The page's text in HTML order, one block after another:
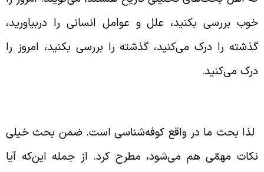
بررسی بکنید، علل و عوامل انسانی را دربیاورید،
را درک می‌کنید، گذشته را بررسی بکنید، امروز را
می‌کنید.
بحث ما در واقع کوفه‌شناسی است. ضمن بحث خیلی
مهمّی هم می‌شود، مطرح کرد. از جمله این‌که آیا